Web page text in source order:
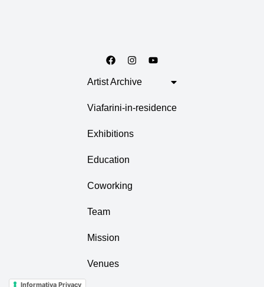
Artist Archive
Viafarini-in-residence
Exhibitions
Education
Coworking
Team
Mission
Venues
Informativa Privacy